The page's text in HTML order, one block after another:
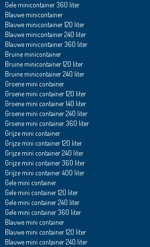
Gele minicontainer 360 liter
Blauwe minicontainer
Blauwe minicontainer 120 liter
Blauwe minicontainer 240 liter
Blauwe minicontainer 360 liter
Bruine minicontainer
Bruine minicontainer 120 liter
Bruine minicontainer 240 liter
Groene mini container
Groene mini container 120 liter
Groene mini container 140 liter
Groene mini container 240 liter
Groene mini container 360 liter
Grijze mini container
Grijze mini container 120 liter
Grijze mini container 240 liter
Grijze mini container 360 liter
Grijze mini container 400 liter
Gele mini container
Gele mini container 120 liter
Gele mini container 240 liter
Gele mini container 360 liter
Blauwe mini container
Blauwe mini container 120 liter
Blauwe mini container 240 liter